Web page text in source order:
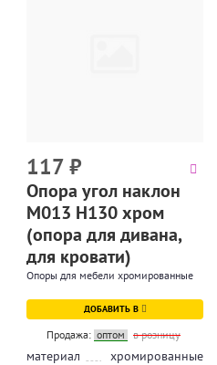
117₽
Опора угол наклон
М013 Н130 хром
(опора для дивана,
для кровати)
Опоры для мебели хромированные
ДОБАВИТЬ В
Продажа: оптом в розницу
материал хромированные